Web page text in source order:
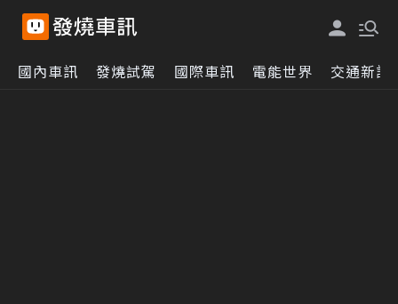
國內車訊 發燒試駕 國際車訊 電能世界 交通新訊